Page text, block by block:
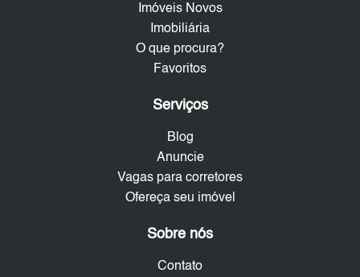
Imóveis Novos
Imobiliária
O que procura?
Favoritos
Serviços
Blog
Anuncie
Vagas para corretores
Ofereça seu imóvel
Sobre nós
Contato